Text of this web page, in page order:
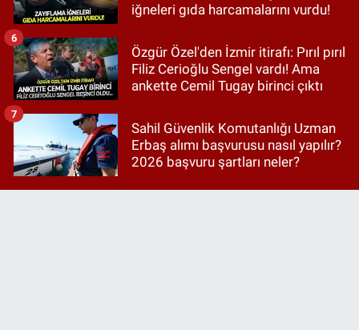
iğneleri gıda harcamalarını vurdu!
Özgür Özel'den İzmir itirafı: Pırıl pırıl
Filiz Cerioğlu Sengel vardı! Ama
ankette Cemil Tugay birinci çıktı
6
Sahil Güvenlik Komutanlığı Uzman
Erbaş alımı başvurusu nasıl yapılır?
2026 başvuru şartları neler?
7